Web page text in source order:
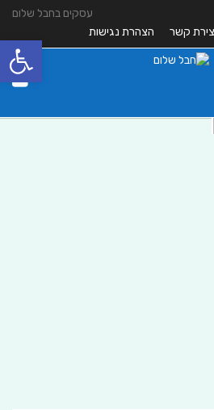
עסקים בחבל שלום
קשר הצהרת נגישות
פתח